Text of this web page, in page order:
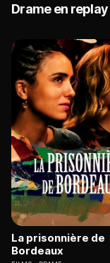
Drame en replay
La prisonnière de
Bordeaux